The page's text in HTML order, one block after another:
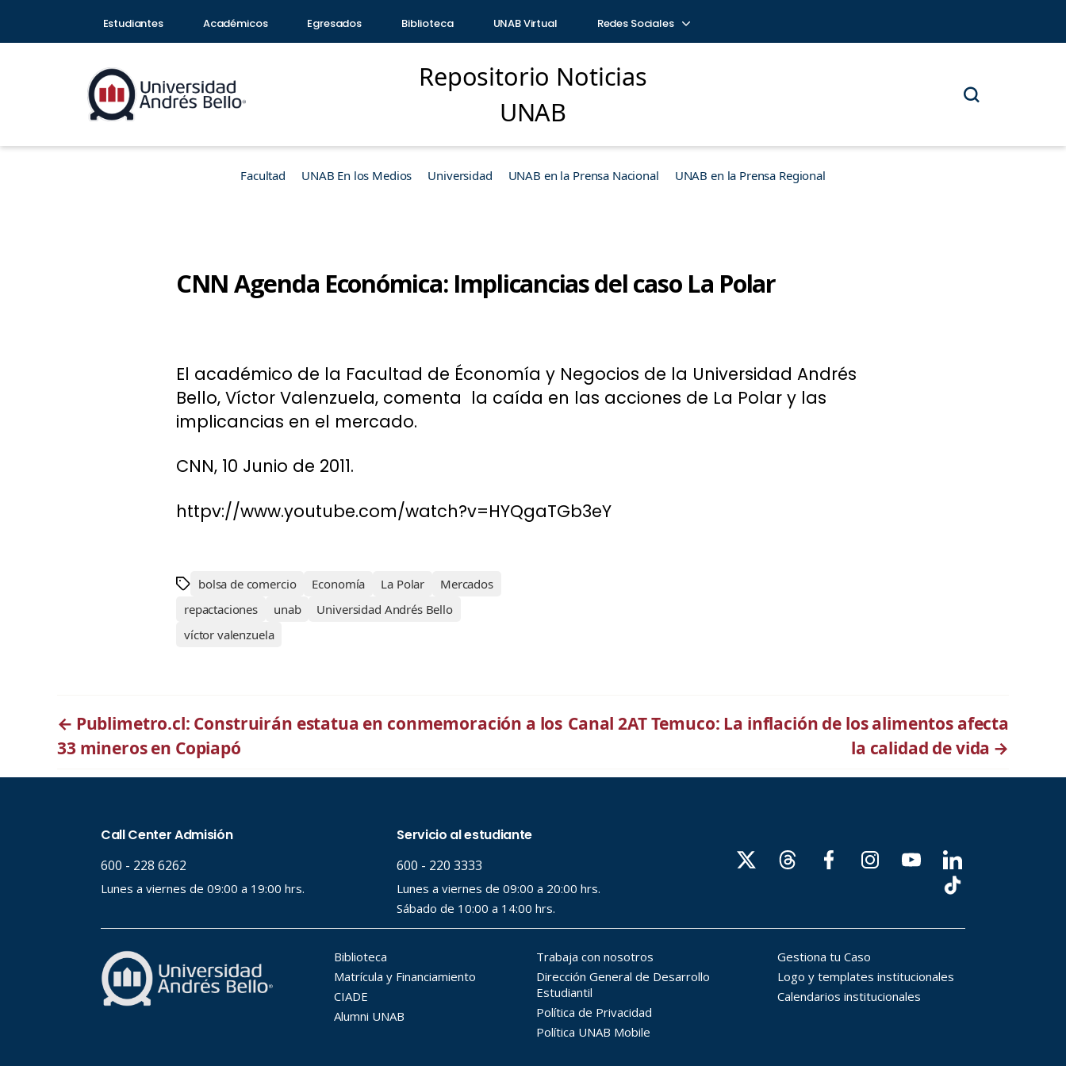
Estudiantes Académicos Egresados Biblioteca UNAB Virtual Redes Sociales
Repositorio Noticias
UNAB
Facultad UNAB En los Medios Universidad UNAB en la Prensa Nacional UNAB en la Prensa Regional
CNN Agenda Económica: Implicancias del caso La Polar
El académico de la Facultad de Économía y Negocios de la Universidad Andrés
Bello, Víctor Valenzuela, comenta la caída en las acciones de La Polar y las
implicancias en el mercado.
CNN, 10 Junio de 2011.
httpv://www.youtube.com/watch?v=HYQgaTGb3eY
bolsa de comercio Economía La Polar
Mercados
repactaciones
unab
Universidad Andrés Bello
víctor valenzuela
← Publimetro.cl: Construirán estatua en conmemoración a los
33 mineros en Copiapó
Canal 2AT Temuco: La inflación de los alimentos afecta
la calidad de vida →